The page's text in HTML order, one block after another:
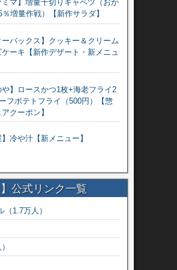
ミマ】増量千切りキャベツ（おか
％増量作戦）【新作サラダ】
ーバックス】クッキー＆クリーム
ケーキ【新作デザート・新メニュ
や】ロースかつ1枚+海老フライ2
フポテトフライ（500円）【惣
クーポン】
】冷や汁【新メニュー】
】公式リンク一覧
（1.7万人）